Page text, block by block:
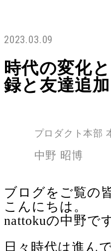
2023.03.09
時代の変化
録と友達追加
プロダクト本部
中野 昭博
ブログをご覧の
こんにちは。
nattokuの中野で
日々時代は進ん